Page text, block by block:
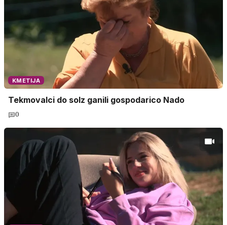
KMETIJA
Tekmovalci do solz ganili gospodarico Nado
0